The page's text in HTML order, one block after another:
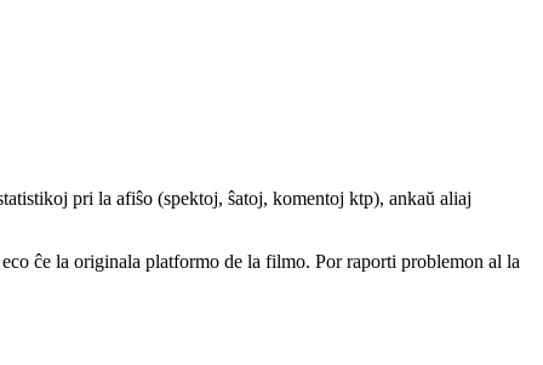
pri la afiŝo (spektoj, ŝatoj, komentoj ktp), ankaŭ aliaj
ĉe la originala platformo de la filmo. Por raporti problemon al la